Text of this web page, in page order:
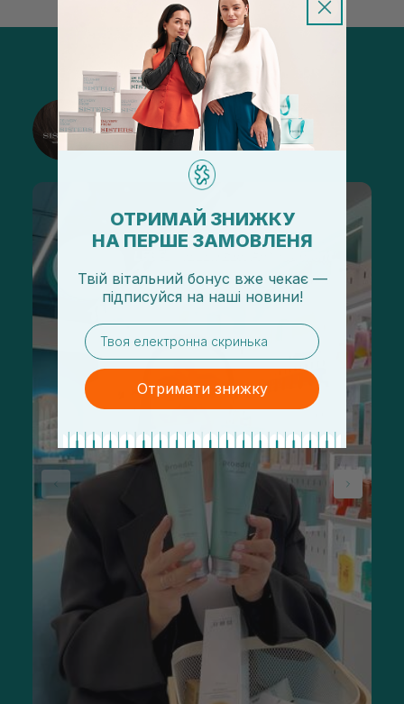
@sisters_stelmakh в Instagram
Підписатися
ОТРИМАЙ ЗНИЖКУ
НА ПЕРШЕ ЗАМОВЛЕНЯ
Твій вітальний бонус вже чекає —
підписуйся на наші новини!
email
Отримати знижку